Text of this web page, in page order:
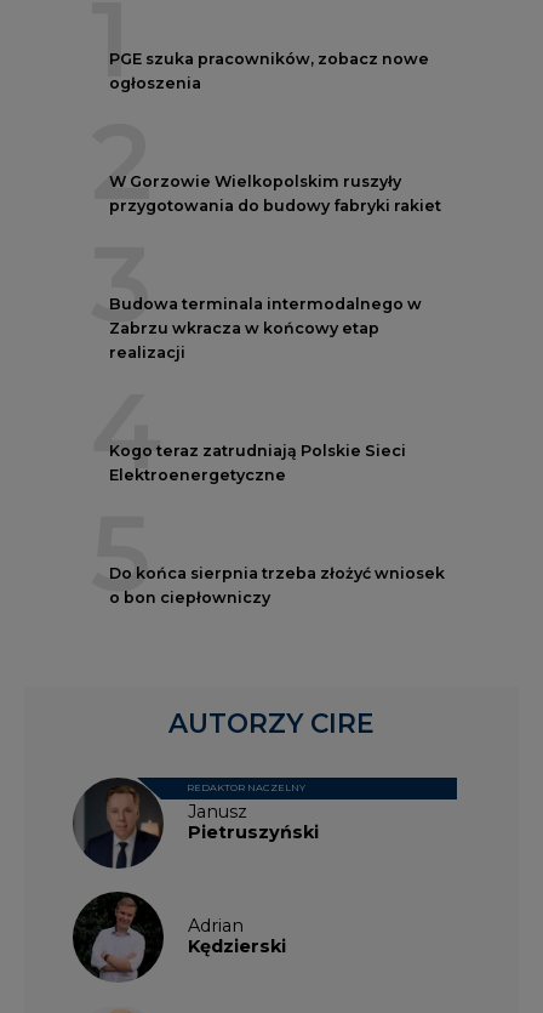
1
PGE szuka pracowników, zobacz nowe
ogłoszenia
2
W Gorzowie Wielkopolskim ruszyły
przygotowania do budowy fabryki rakiet
3
Budowa terminala intermodalnego w
Zabrzu wkracza w końcowy etap
realizacji
4
Kogo teraz zatrudniają Polskie Sieci
Elektroenergetyczne
5
Do końca sierpnia trzeba złożyć wniosek
o bon ciepłowniczy
Janusz
Pietruszyński
REDAKTOR NACZELNY
Adrian
Kędzierski
AUTORZY CIRE